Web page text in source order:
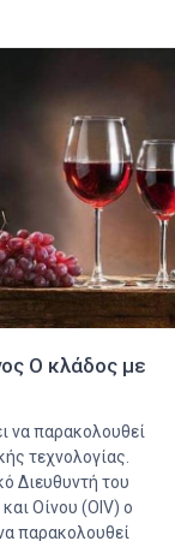
Ο κλάδος με
να παρακολουθεί
τεχνολογίας.
Διευθυντή του
Οίνου (OIV) ο
παρακολουθεί